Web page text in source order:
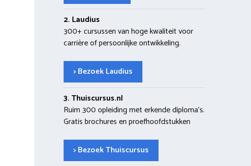
2. Laudius
300+ cursussen van hoge kwaliteit voor
carrière of persoonlijke ontwikkeling.
> Bezoek Laudius
3. Thuiscursus.nl
Ruim 300 opleiding met erkende diploma’s.
Gratis brochures en proefhoofdstukken
> Bezoek Thuiscursus